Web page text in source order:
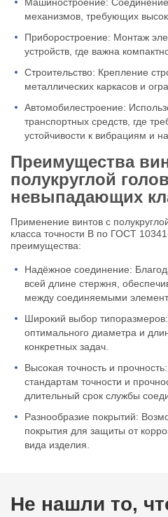
механизмов, требующих
Приборостроение: Монтаж
устройств, где важна
Строительство: Крепление
металлических каркасов и
Автомобилестроение:
транспортных средств, где
устойчивости к вибрациям и
Преимущества
полукруглой
невыпадающих
Применение винтов с
класса точности В по ГОСТ
преимущества:
Надёжное соединение:
всей длине стержня,
между соединяемыми
Широкий выбор
оптимального диаметра и
конкретных задач.
Высокая точность и
стандартам точности и
длительный срок службы
Разнообразие покрытий:
покрытия для защиты от
вида изделия.
Не нашли то,